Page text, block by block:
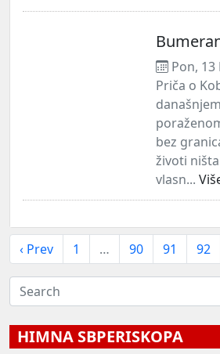
Pon,
Priča o
bez
životi
vlasn...
‹ Prev 1 … 90 91 92
HIMNA SBPERISKOPA